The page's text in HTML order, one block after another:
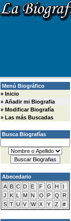
Menú Biográfico
» Inicio
» Añadir mi Biografia
» Modificar Biografía
» Las más Buscadas
Busca Biografías
Abecedario
A B C D E F G H
I
J
K L M N O P Q
R
S T U V W X Y Z #